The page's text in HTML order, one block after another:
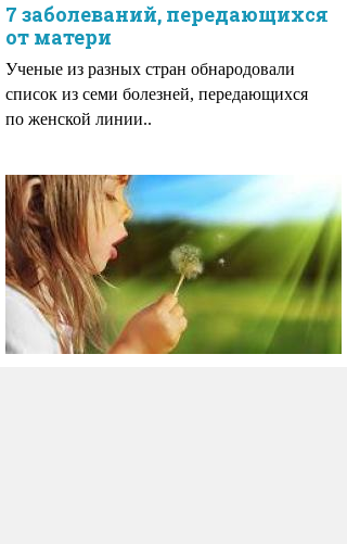
7 заболеваний, передающихся
от матери
Ученые из разных стран обнародовали
список из семи болезней, передающихся
по женской линии..